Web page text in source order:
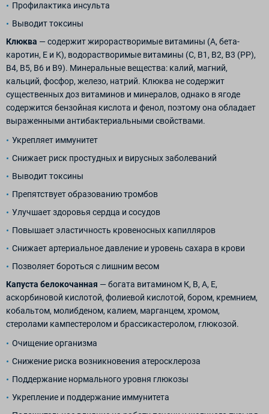
Профилактика инсульта
Выводит токсины
Клюква — содержит жирорастворимые витамины (A, бета-
каротин, E и K), водорастворимые витамины (C, B1, B2, B3 (PP),
B4, B5, B6 и B9). Минеральные вещества: калий, магний,
кальций, фосфор, железо, натрий. Клюква не содержит
существенных доз витаминов и минералов, однако в ягоде
содержится бензойная кислота и фенол, поэтому она обладает
выраженными антибактериальными свойствами.
Укрепляет иммунитет
Снижает риск простудных и вирусных заболеваний
Выводит токсины
Препятствует образованию тромбов
Улучшает здоровья сердца и сосудов
Повышает эластичность кровеносных капилляров
Снижает артериальное давление и уровень сахара в крови
Позволяет бороться с лишним весом
Капуста белокочанная — богата витамином К, В, А, Е,
аскорбиновой кислотой, фолиевой кислотой, бором, кремнием,
кобальтом, молибденом, калием, марганцем, хромом,
стеролами кампестеролом и брассикастеролом, глюкозой.
Очищение организма
Снижение риска возникновения атеросклероза
Поддержание нормального уровня глюкозы
Укрепление и поддержание иммунитета